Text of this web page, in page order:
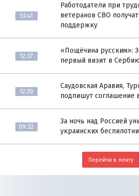
13:41
Работодатели при
ветеранов СВО
поддержку
12:37
«Пощёчина русским»:
первый визит в
12:20
Саудовская Аравия,
подпишут соглашение
09:32
За ночь над Россией
украинских
Перейти в ленту